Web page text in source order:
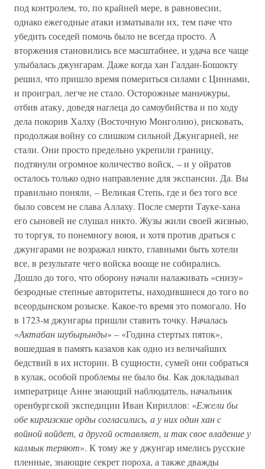
под контролем, то, по крайней мере, в равновесии,
однако ежегодные атаки изматывали их, тем паче что
убедить соседей помочь было не всегда просто. А
вторжения становились все масштабнее, и удача все чаще
улыбалась джунгарам. Даже когда хан Галдан-Бошокту
решил, что пришло время помериться силами с Циннами,
и проиграл, легче не стало. Осторожные маньчжуры,
отбив атаку, доведя наглеца до самоубийства и по ходу
дела покорив Халху (Восточную Монголию), рисковать,
продолжая войну со слишком сильной Джунгарией, не
стали. Они просто предельно укрепили границу,
подтянули огромное количество войск, – и у ойратов
осталось только одно направление для экспансии. Да. Вы
правильно поняли, – Великая Степь, где и без того все
было совсем не слава Аллаху. После смерти Тауке-хана
его сыновей не слушал никто. Жузы жили своей жизнью,
то торгуя, то понемногу воюя, и хотя против драться с
джунгарами не возражал никто, главными быть хотели
все, в результате чего войска вооще не собирались.
Дошло до того, что оборону начали налаживать «снизу»
безродные степные авторитеты, находившиеся до того во
всеордынском розыске. Какое-то время это помогало. Но
в 1723-м джунгары пришли ставить точку. Началась
«Актабан шубырынды» – «Година стертых пяток»,
вошедшая в память казахов как одно из величайших
бедствий в их истории. В сущности, сумей они собраться
в кулак, особой проблемы не было бы. Как докладывал
императрице Анне знающий наблюдатель, начальник
оренбургской экспедиции Иван Кириллов: «Ежели бы
обе киргизские орды согласились, а у них один хан с
войной войдет, а другой оставляет, и так свое владение у
калмык теряют». К тому же у джунгар имелись русские
пленные, знающие секрет пороха, а также дважды